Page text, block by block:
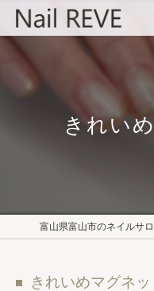
きれい
きれいめマグネ